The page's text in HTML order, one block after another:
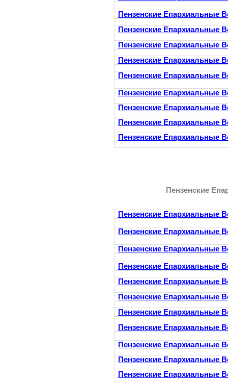
Пензенские Епархиальные
Пензенские Епархиальные
Пензенские Епархиальные
Пензенские Епархиальные
Пензенские Епархиальные
Пензенские Епархиальные
Пензенские Епархиальные
Пензенские Епархиальные
Пензенские Епархиальные
Пензенские
Пензенские Епархиальные
Пензенские Епархиальные
Пензенские Епархиальные
Пензенские Епархиальные
Пензенские Епархиальные
Пензенские Епархиальные
Пензенские Епархиальные
Пензенские Епархиальные
Пензенские Епархиальные
Пензенские Епархиальные
Пензенские Епархиальные